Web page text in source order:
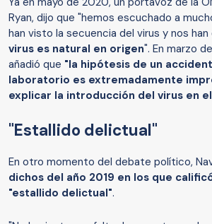
Ryan, dijo que "hemos escuchado a
han visto la secuencia del virus y nos
virus es natural en origen". En marzo
añadió que "la hipótesis de un
laboratorio es extremadamente
explicar la introducción del virus en
"Estallido delictual"
En otro momento del debate político,
dichos del año 2019 en los que
"estallido delictual".